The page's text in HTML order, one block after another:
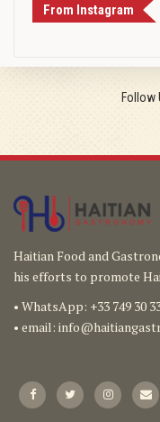
From Instagram
Follow
Haitian Food and
his efforts to promote
• WhatsApp: +33 749 30
• email: